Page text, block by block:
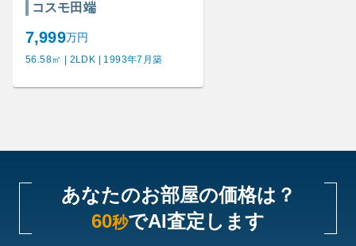
コスモ田端
7,999万円
56.58㎡ | 2LDK | 1993年7月築
あなたのお部屋の価格は？
60秒でAI査定します